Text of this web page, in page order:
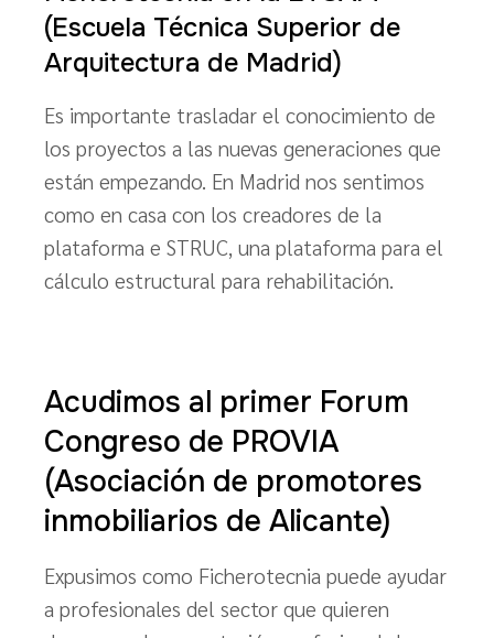
(Escuela Técnica Superior de
Arquitectura de Madrid)
Es importante trasladar el conocimiento de
los proyectos a las nuevas generaciones que
están empezando. En Madrid nos sentimos
como en casa con los creadores de la
plataforma e STRUC, una plataforma para el
cálculo estructural para rehabilitación.
Acudimos al primer Forum
Congreso de PROVIA
(Asociación de promotores
inmobiliarios de Alicante)
Expusimos como Ficherotecnia puede ayudar
a profesionales del sector que quieren